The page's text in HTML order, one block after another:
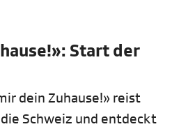
Start der
dein Zuhause!» reist
Schweiz und entdeckt